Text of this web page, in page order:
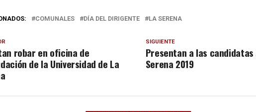
COMUNALES DÍA DEL DIRIGENTE LA SERENA
SIGUIENTE
Presentan a las candidatas
Serena 2019
robar en oficina de
de la Universidad de La